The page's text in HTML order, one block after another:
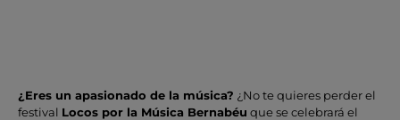
¿Eres un apasionado de la música? ¿No te quieres perder el
festival Locos por la Música Bernabéu que se celebrará el